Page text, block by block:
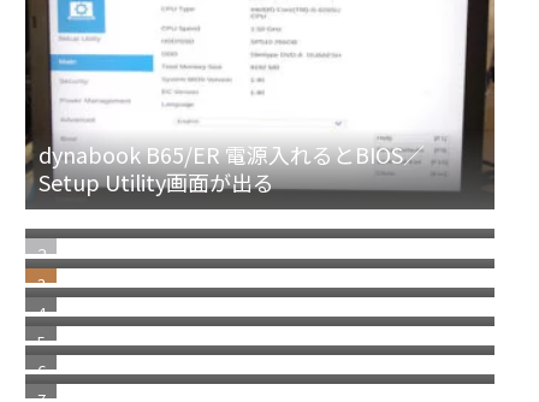
dynabook B65/ER 電源入れるとBIOS／
Setup Utility画面が出る
キーキャップが外れた！HP Elitebook 830
G7 G8 シリーズ キーボード修理／パンタグラ
フ修理
NEC Mate タイプMLのM.2 SSDを交換 SSDの
取り方／レノボ デスクトップPC共通
HP Elitebook830 G5 G6 シリーズ キーボード
部分修理 パンタグラフ／キートップ交換
明らかな詐欺！Norton McAfee を語った警告
メッセージに注意
富士通 Lifebook シリーズのドライバーダウ
ンロードサイト
Microsoft Outlook classic（クラシック）だ
けを新たにダウンロードしたい場合／再イン
ストール